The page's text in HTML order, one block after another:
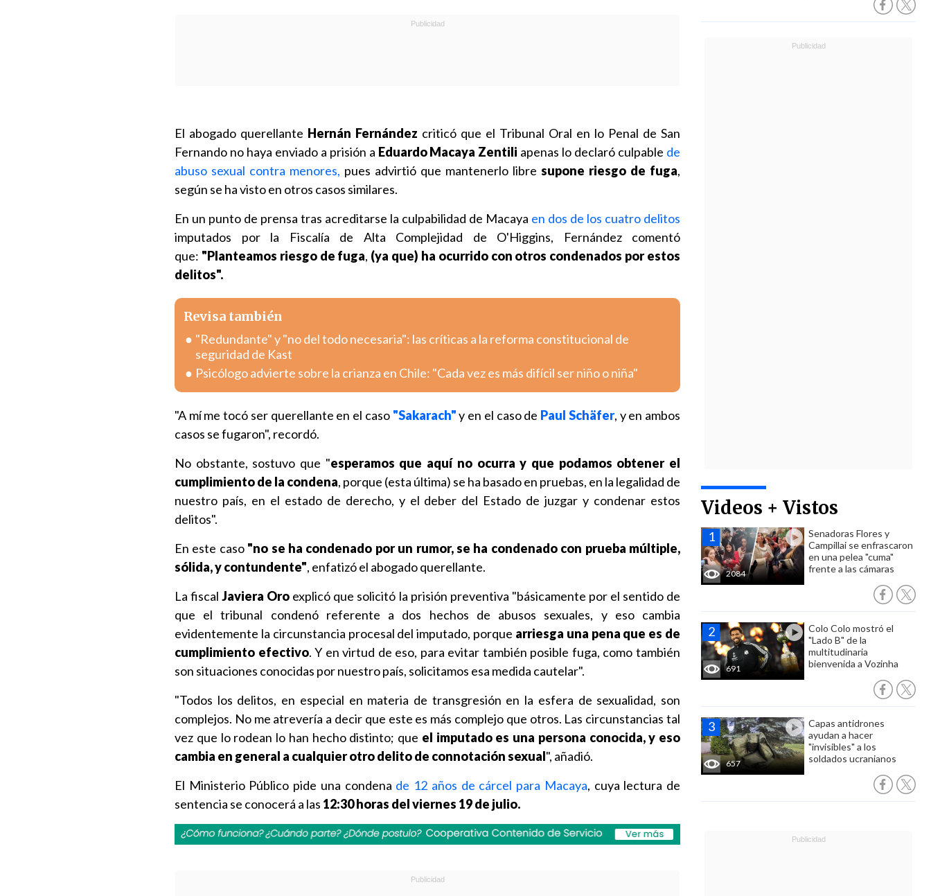
Videos + Vistos
2084
Senadoras Flores y
Campillai se enfrascaron
en una pelea "cuma"
frente a las cámaras
691
Colo Colo mostró el
"Lado B" de la
multitudinaria
bienvenida a Vozinha
657
Capas antidrones
ayudan a hacer
"invisibles" a los
soldados ucranianos
El abogado querellante Hernán Fernández criticó que el Tribunal Oral en lo Penal de San
Fernando no haya enviado a prisión a Eduardo Macaya Zentili apenas lo declaró culpable de
abuso sexual contra menores, pues advirtió que mantenerlo libre supone riesgo de fuga,
según se ha visto en otros casos similares.
En un punto de prensa tras acreditarse la culpabilidad de Macaya en dos de los cuatro delitos
imputados por la Fiscalía de Alta Complejidad de O'Higgins, Fernández comentó
que: "Planteamos riesgo de fuga, (ya que) ha ocurrido con otros condenados por estos
delitos".
Revisa también
"Redundante" y "no del todo necesaria": las críticas a la reforma constitucional de
seguridad de Kast
Psicólogo advierte sobre la crianza en Chile: "Cada vez es más difícil ser niño o niña"
"A mí me tocó ser querellante en el caso "Sakarach"y en el caso de Paul Schäfer, y en ambos
casos se fugaron", recordó.
No obstante, sostuvo que "esperamos que aquí no ocurra y que podamos obtener el
cumplimiento de la condena, porque (esta última) se ha basado en pruebas, en la legalidad de
nuestro país, en el estado de derecho, y el deber del Estado de juzgar y condenar estos
delitos".
En este caso "no se ha condenado por un rumor, se ha condenado con prueba múltiple,
sólida, y contundente", enfatizó el abogado querellante.
La fiscal Javiera Oro explicó que solicitó la prisión preventiva "básicamente por el sentido de
que el tribunal condenó referente a dos hechos de abusos sexuales, y eso cambia
evidentemente la circunstancia procesal del imputado, porque arriesga una pena que es de
cumplimiento efectivo. Y en virtud de eso, para evitar también posible fuga, como también
son situaciones conocidas por nuestro país, solicitamos esa medida cautelar".
"Todos los delitos, en especial en materia de transgresión en la esfera de sexualidad, son
complejos. No me atrevería a decir que este es más complejo que otros. Las circunstancias tal
vez que lo rodean lo han hecho distinto; que el imputado es una persona conocida, y eso
cambia en general a cualquier otro delito de connotación sexual", añadió.
El Ministerio Público pide una condena de 12 años de cárcel para Macaya, cuya lectura de
sentencia se conocerá a las 12:30 horas del viernes 19 de julio.